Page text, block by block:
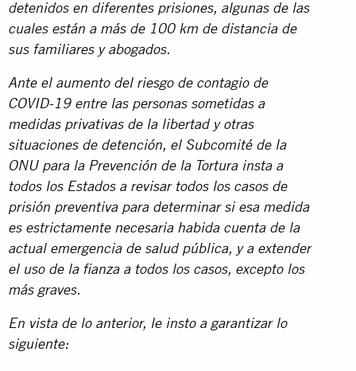
detenidos en diferentes prisiones, algunas de las
cuales están a más de 100 km de distancia de
sus familiares y abogados.
Ante el aumento del riesgo de contagio de
COVID-19 entre las personas sometidas a
medidas privativas de la libertad y otras
situaciones de detención, el Subcomité de la
ONU para la Prevención de la Tortura insta a
todos los Estados a revisar todos los casos de
prisión preventiva para determinar si esa medida
es estrictamente necesaria habida cuenta de la
actual emergencia de salud pública, y a extender
el uso de la fianza a todos los casos, excepto los
más graves.
En vista de lo anterior, le insto a garantizar lo
siguiente: